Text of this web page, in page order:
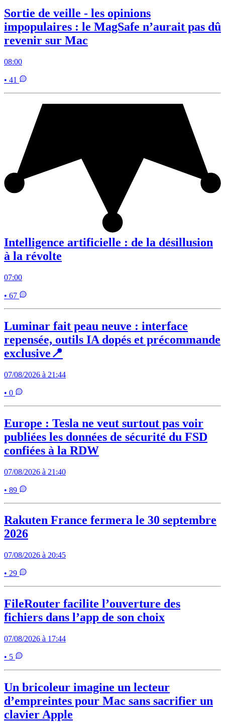
Sortie de veille - les opinions
impopulaires : le MagSafe n’aurait pas dû
revenir sur Mac
08:00
• 41
Intelligence artificielle : de la désillusion
à la révolte
07:00
• 67
Luminar fait peau neuve : interface
repensée, outils IA dopés et précommande
exclusive📍
07/08/2026 à 21:44
• 0
Europe : Tesla ne veut surtout pas voir
publiées les données de sécurité du FSD
confiées à la RDW
07/08/2026 à 21:40
• 89
Rakuten France fermera le 30 septembre
2026
07/08/2026 à 20:45
• 29
FileRouter facilite l’ouverture des
fichiers dans l’app de son choix
07/08/2026 à 17:44
• 5
Un bricoleur imagine un lecteur
d’empreintes pour Mac sans sacrifier un
clavier Apple